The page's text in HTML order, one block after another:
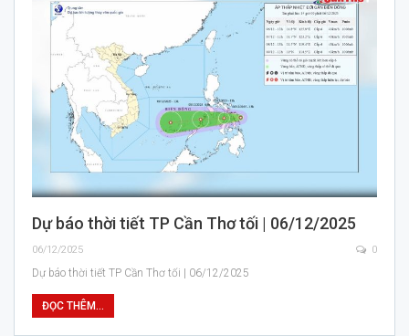
Dự báo thời tiết TP Cần Thơ tối | 06/12/2025
06/12/2025 0
Dự báo thời tiết TP Cần Thơ tối | 06/12/2025
ĐỌC THÊM...